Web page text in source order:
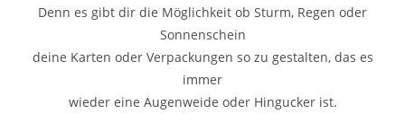
Denn es gibt dir die Möglichkeit ob Sturm, Regen oder
Sonnenschein
deine Karten oder Verpackungen so zu gestalten, das es
immer
wieder eine Augenweide oder Hingucker ist.